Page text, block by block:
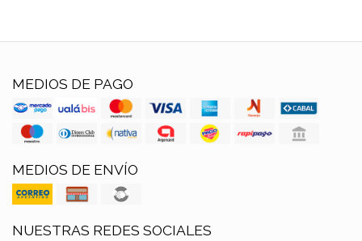
MEDIOS DE PAGO
MEDIOS DE ENVÍO
NUESTRAS REDES SOCIALES